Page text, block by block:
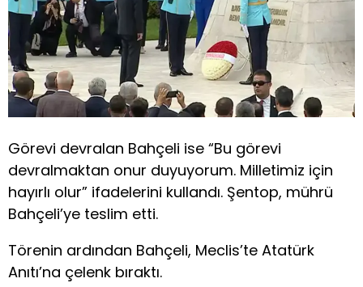
Görevi devralan Bahçeli ise “Bu görevi
devralmaktan onur duyuyorum. Milletimiz için
hayırlı olur” ifadelerini kullandı. Şentop, mührü
Bahçeli’ye teslim etti.
Törenin ardından Bahçeli, Meclis’te Atatürk
Anıtı’na çelenk bıraktı.